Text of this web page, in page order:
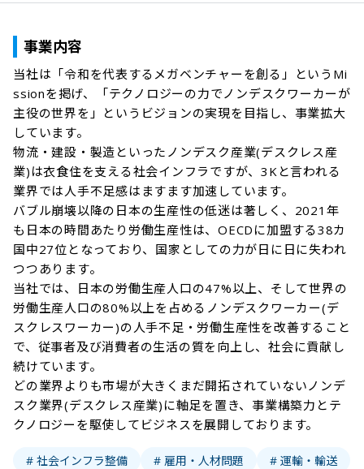
事業内容
当社は「令和を代表するメガベンチャーを創る」というMi
ssionを掲げ、「テクノロジーの力でノンデスクワーカーが
主役の世界を」というビジョンの実現を目指し、事業拡大
しています。
物流・建設・製造といったノンデスク産業(デスクレス産
業)は衣食住を支える社会インフラですが、3Kと言われる
業界では人手不足感はますます加速しています。
バブル崩壊以降の日本の生産性の低迷は著しく、2021年
も日本の時間あたり労働生産性は、OECDに加盟する38カ
国中27位となっており、国家としての力が日に日に失われ
つつあります。
当社では、日本の労働生産人口の47%以上、そして世界の
労働生産人口の80%以上を占めるノンデスクワーカー(デ
スクレスワーカー)の人手不足・労働生産性を改善すること
で、従事者及び消費者の生活の質を向上し、社会に貢献し
続けています。
どの業界よりも市場が大きくまだ開拓されていないノンデ
スク業界(デスクレス産業)に軸足を置き、事業構築力とテ
クノロジーを駆使してビジネスを展開しております。
# 社会インフラ整備 # 雇用・人材問題 # 運輸・輸送